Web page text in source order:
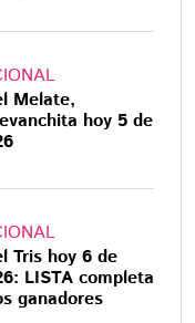
Melate,
hoy 5 de
Tris hoy 6 de
LISTA completa
ganadores